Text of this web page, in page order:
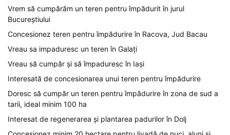
Vrem să cumpărăm un teren pentru împădurit în jurul
Bucureștiului
Concesionez teren pentru împădurire în Racova, Jud Bacau
Vreau sa impaduresc un teren în Galați
Vreau să cumpăr și să împaduresc în Iași
Interesată de concesionarea unui teren pentru împădurire
Doresc să cumpăr un teren pentru împădurire în zona de sud a
tarii, ideal minim 100 ha
Interesat de regenerarea și plantarea padurilor în Dolj